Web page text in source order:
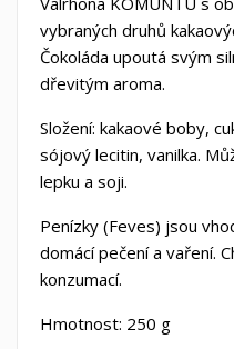
vybraných druhů
Čokoláda upoutá svým
dřevitým aroma.
Složení: kakaové boby,
sójový lecitin, vanilka.
lepku a soji.
Penízky (Feves) jsou
domácí pečení a vaření.
konzumací.
Hmotnost: 250 g